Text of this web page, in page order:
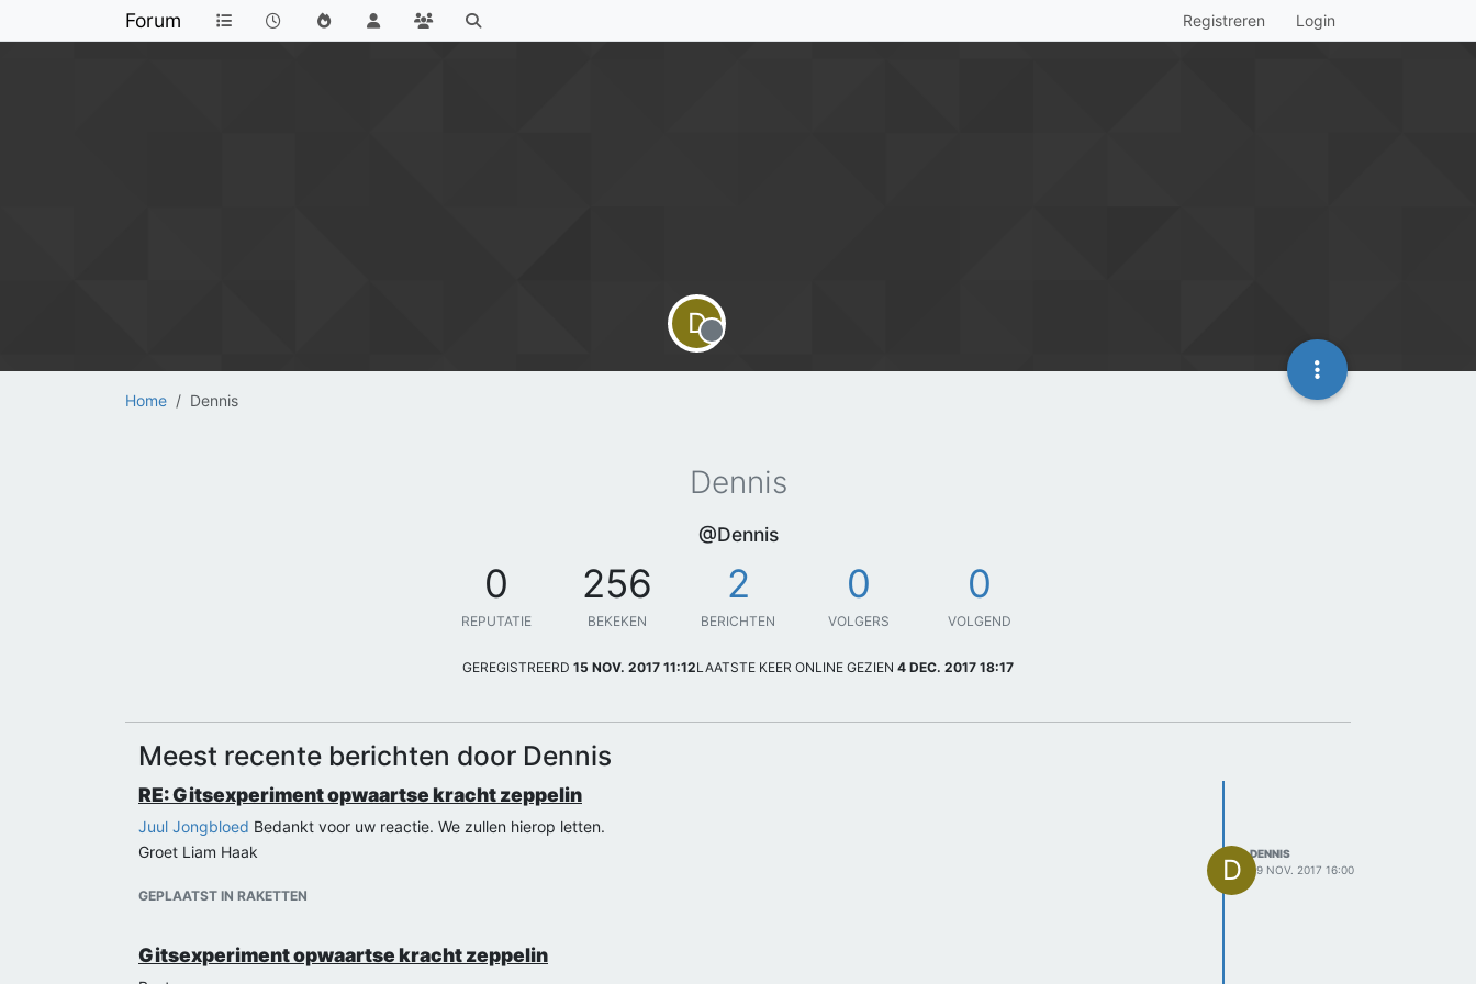
Forum Registreren Login
Home Dennis
D
Offline
Dennis
@Dennis
0
REPUTATIE
256
BEKEKEN
2
BERICHTEN
0
VOLGERS
0
VOLGEND
GEREGISTREERD 15 NOV. 2017 11:12LAATSTE KEER ONLINE GEZIEN 4 DEC. 2017 18:17
Meest recente berichten door Dennis
RE: Gitsexperiment opwaartse kracht zeppelin
Juul Jongbloed Bedankt voor uw reactie. We zullen hierop letten.
Groet Liam Haak
GEPLAATST IN RAKETTEN
D
DENNIS
29 NOV. 2017 16:00
Gitsexperiment opwaartse kracht zeppelin